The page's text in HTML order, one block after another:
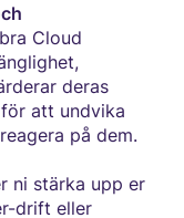
Cloud
deras
att undvika
på dem.
ni stärka upp er
drift eller